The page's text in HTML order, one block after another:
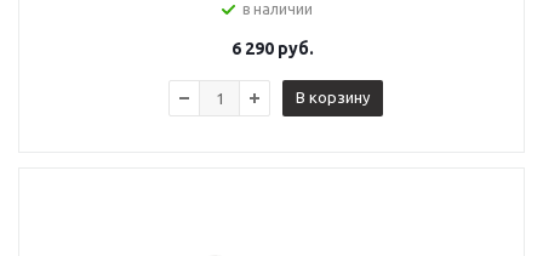
в наличии
6 290руб.
В корзину